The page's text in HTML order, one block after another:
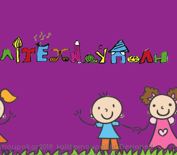
kallitexnoupoli.gr Designed